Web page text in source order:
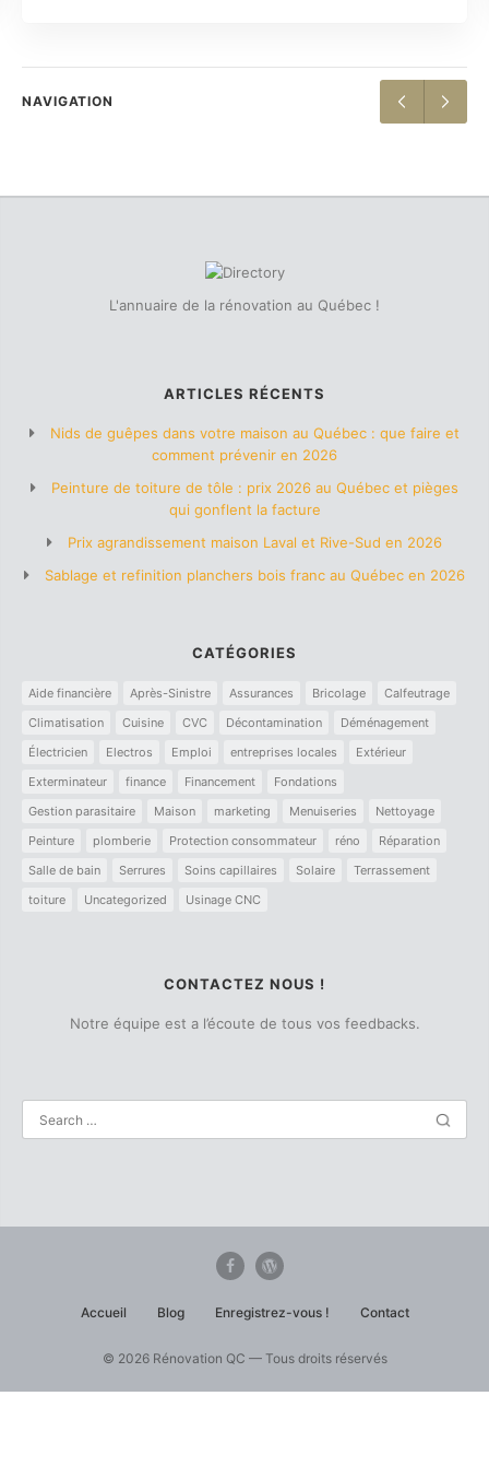
NAVIGATION
L'annuaire de la rénovation au Québec !
ARTICLES RÉCENTS
Nids de guêpes dans votre maison au Québec : que faire et
comment prévenir en 2026
Peinture de toiture de tôle : prix 2026 au Québec et pièges
qui gonflent la facture
Prix agrandissement maison Laval et Rive-Sud en 2026
Sablage et refinition planchers bois franc au Québec en 2026
CATÉGORIES
Aide financière Après-Sinistre Assurances Bricolage
Calfeutrage
Climatisation
Cuisine CVC Décontamination
Déménagement
Électricien
Electros Emploi entreprises locales
Extérieur
Exterminateur
finance Financement
Fondations
Gestion parasitaire
Maison marketing Menuiseries
Nettoyage
Peinture
plomberie Protection consommateur réno
Réparation
Salle de bain
Serrures Soins capillaires Solaire
Terrassement
toiture
Uncategorized Usinage CNC
CONTACTEZ NOUS !
Notre équipe est a l’écoute de tous vos feedbacks.
Accueil Blog Enregistrez-vous ! Contact
© 2026 Rénovation QC — Tous droits réservés